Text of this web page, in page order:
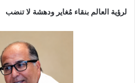
لرؤية العالم بنقاء مُغاير ودهشة لا تنضب